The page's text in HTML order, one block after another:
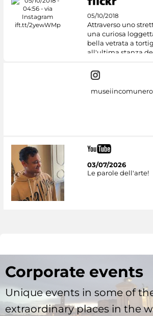
05/10/2018
Attraverso uno
una curiosa
bella vetrata a
all'ultima stanza
03/07/2026
Le parole dell'arte!
Corporate events
Unique events in some of
extraordinary places in the